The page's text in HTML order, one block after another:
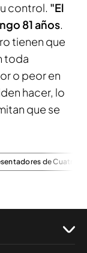
control. "El
81 años.
tienen que
toda
o peor en
hacer, lo
que se
de Cuatro